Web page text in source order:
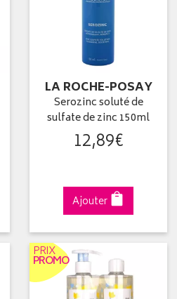
LA ROCHE-POSAY
Serozinc soluté de
sulfate de zinc 150ml
12,89€
Ajouter
PRIX
PROMO